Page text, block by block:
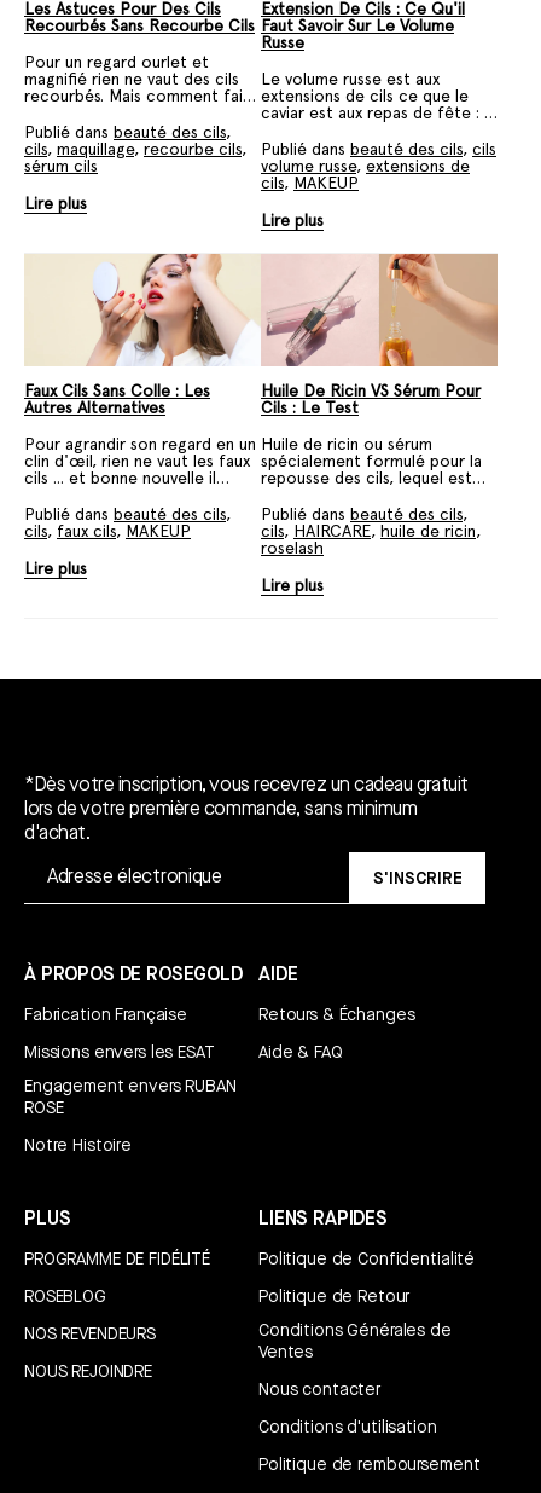
Les Astuces Pour Des Cils
Recourbés Sans Recourbe Cils
Pour un regard ourlet et
magnifié rien ne vaut des cils
recourbés. Mais comment faire
cils sous la main ou que ce
dernier ne nous inspire pas
franchement ? On vous dit
Publié dans beauté des cils,
cils, maquillage, recourbe cils,
sérum cils
Lire plus
Extension De Cils : Ce Qu'il
Faut Savoir Sur Le Volume
Russe
Le volume russe est aux
extensions de cils ce que le
caviar est aux repas de fête : le
pour celles qui cherchent un
regard fantasque et
intensément marquant !
Publié dans beauté des cils, cils
volume russe, extensions de
cils, MAKEUP
Lire plus
Faux Cils Sans Colle : Les
Autres Alternatives
Pour agrandir son regard en un
clin d'œil, rien ne vaut les faux
cils ... et bonne nouvelle il
alternatives qui permettent de
se poser des faux cils sans
Publié dans beauté des cils,
cils, faux cils, MAKEUP
Lire plus
Huile De Ricin VS Sérum Pour
Cils : Le Test
Huile de ricin ou sérum
spécialement formulé pour la
repousse des cils, lequel est
course au cils de biche ? On
vous donne la réponse.
Publié dans beauté des cils,
cils, HAIRCARE, huile de ricin,
roselash
Lire plus
*Dès votre inscription, vous recevrez un cadeau gratuit
lors de votre première commande, sans minimum
d'achat.
S'INSCRIRE
À PROPOS DE ROSEGOLD
Fabrication Française
Missions envers les ESAT
Engagement envers RUBAN
ROSE
Notre Histoire
AIDE
Retours & Échanges
Aide & FAQ
PLUS
PROGRAMME DE FIDÉLITÉ
ROSEBLOG
NOS REVENDEURS
NOUS REJOINDRE
LIENS RAPIDES
Politique de Confidentialité
Politique de Retour
Conditions Générales de
Ventes
Nous contacter
Conditions d'utilisation
Politique de remboursement